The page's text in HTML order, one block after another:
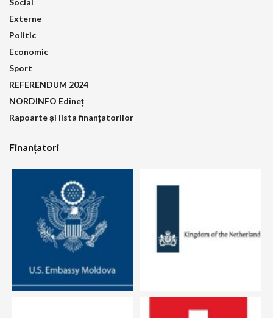
Externe
Politic
Economic
Sport
REFERENDUM 2024
NORDINFO Edineț
Rapoarte și lista finanțatorilor
Finanțatori